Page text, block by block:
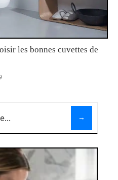
les bonnes cuvettes de